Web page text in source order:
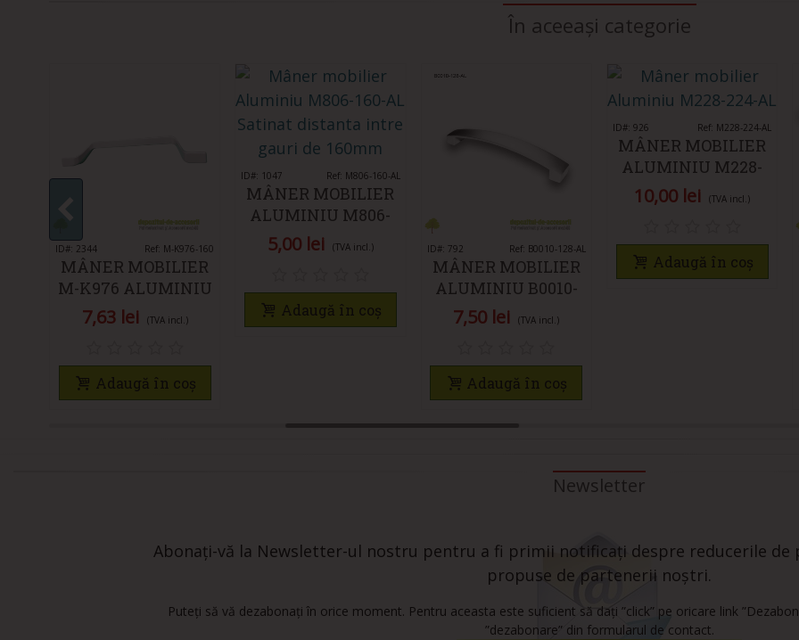
În aceeași categorie
Îmi place
ID#: 2344 Ref: M-K976-160
MÂNER MOBILIER
M-K976 ALUMINIU
160MM
7,63 lei (TVA incl.)
Adaugă în coș
Îmi place
ID#: 1047 Ref: M806-160-AL
MÂNER MOBILIER
ALUMINIU M806-
160-AL SATINAT
5,00 lei (TVA incl.)
Adaugă în coș
Îmi place
ID#: 792 Ref: B0010-128-AL
MÂNER MOBILIER
ALUMINIU B0010-
128-AL
7,50 lei (TVA incl.)
Adaugă în coș
Îmi place
ID#: 926 Ref: M228-224-AL
MÂNER MOBILIER
ALUMINIU M228-
224-AL
10,00 lei (TVA incl.)
Adaugă în coș
Newsletter
Abonați-vă la Newsletter-ul nostru pentru a fi primii notificați despre reducerile
propuse de partenerii noștri.
Puteți să vă dezabonați în orice moment. Pentru aceasta este suficient să dați ”click” pe oricare link
”dezabonare” din formularul de contact.